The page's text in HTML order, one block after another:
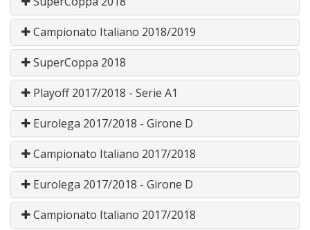
Campionato Italiano 2018/2019
SuperCoppa 2018
Playoff 2017/2018 - Serie A1
Eurolega 2017/2018 - Girone D
Campionato Italiano 2017/2018
Eurolega 2017/2018 - Girone D
Campionato Italiano 2017/2018